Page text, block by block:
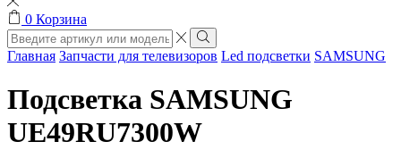
0 Корзина
Поиск
ввода
Поиск
Главная Запчасти для телевизоров Led подсветки SAMSUNG
Подсветка SAMSUNG
UE49RU7300W